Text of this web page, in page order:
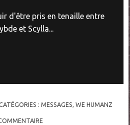
d'être pris en tenaille entre
et Scylla...
: MESSAGES WE HUMANZ